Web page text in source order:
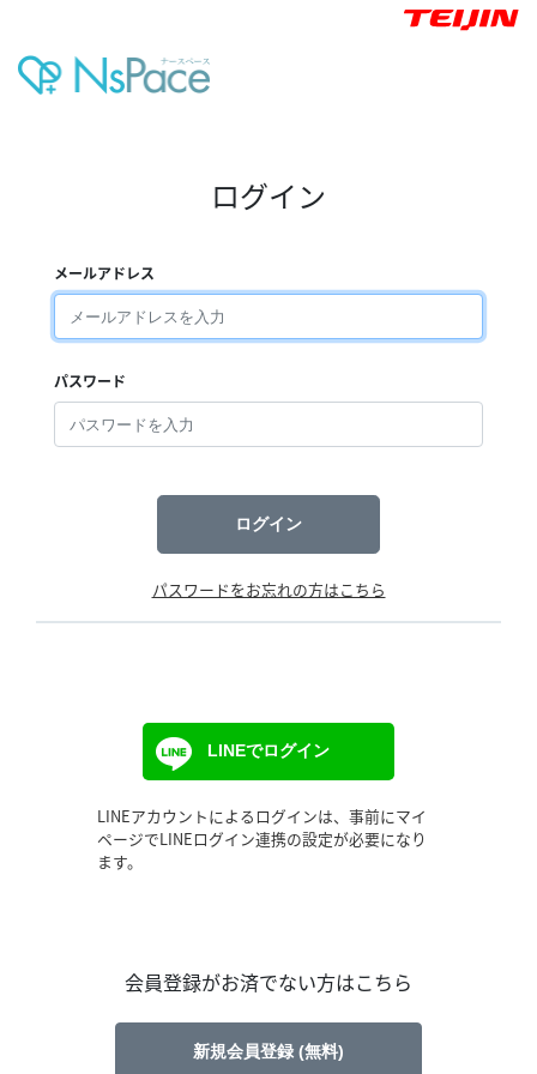
ログイン
メールアドレス
パスワード
ログイン
パスワードをお忘れの方はこちら
LINEでログイン
LINEアカウントによるログインは、事前にマイ
ページでLINEログイン連携の設定が必要になり
ます。
会員登録がお済でない方はこちら
新規会員登録 (無料)